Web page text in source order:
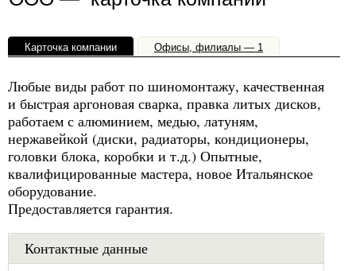
Карточка компании Офисы, филиалы — 1
Любые виды работ по шиномонтажу, качественная
и быстрая аргоновая сварка, правка литых дисков,
работаем с алюминием, медью, латуням,
нержавейкой (диски, радиаторы, кондиционеры,
головки блока, коробки и т.д.) Опытные,
квалифицированные мастера, новое Итальянское
оборудование.
Предоставляется гарантия.
Контактные данные